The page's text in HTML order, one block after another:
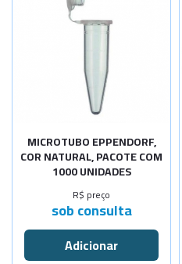
MICROTUBO EPPENDORF,
COR NATURAL, PACOTE COM
1000 UNIDADES
R$ preço
sob consulta